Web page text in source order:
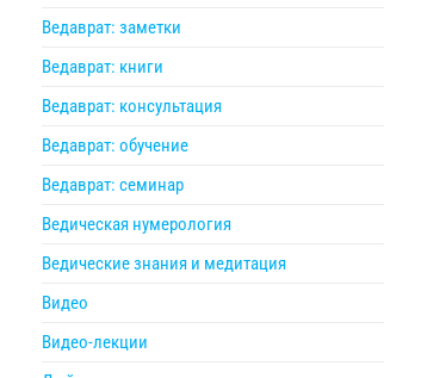
Ведаврат: заметки
Ведаврат: книги
Ведаврат: консультация
Ведаврат: обучение
Ведаврат: семинар
Ведическая нумерология
Ведические знания и медитация
Видео
Видео-лекции